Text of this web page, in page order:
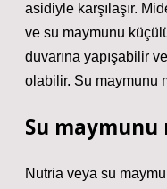
asidiyle karşılaşır.
ve su maymunu
duvarına yapışabilir
olabilir. Su maymunu
Su maymunu
Nutria veya su